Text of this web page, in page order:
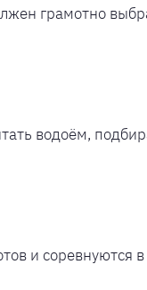
грамотно
водоём,
и соревнуются